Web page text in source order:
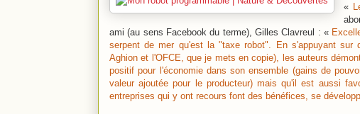
«
ami (au sens Facebook du terme), Gilles Clavreul : «
serpent de mer qu'est la "taxe robot". En s'appuyant sur
Aghion et l'OFCE, que je mets en copie), les auteurs
positif pour l'économie dans son ensemble (gains de
valeur ajoutée pour le producteur) mais qu'il est aussi
entreprises qui y ont recours font des bénéfices, se